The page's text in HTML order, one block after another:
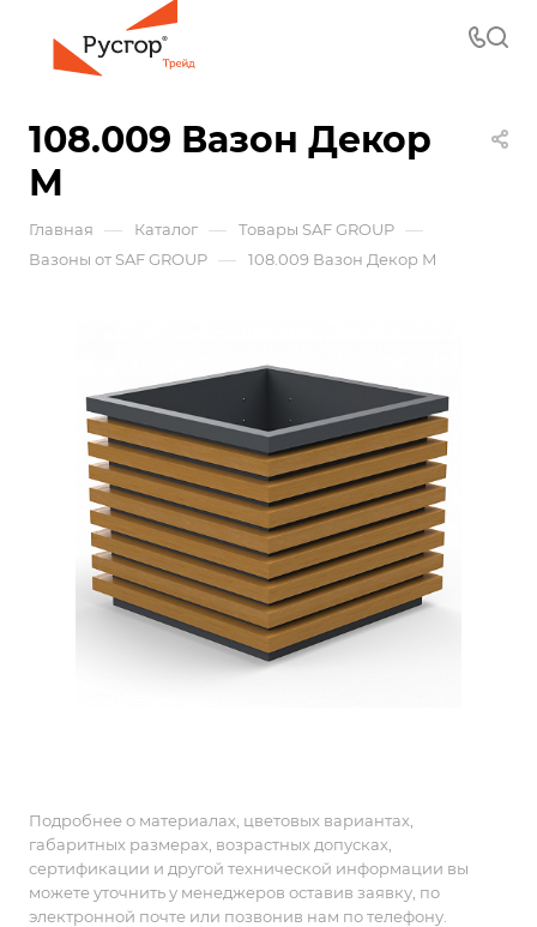
108.009 Вазон Декор
М
Главная — Каталог — Товары SAF GROUP —
Вазоны от SAF GROUP — 108.009 Вазон Декор М
Подробнее о материалах, цветовых вариантах,
габаритных размерах, возрастных допусках,
сертификации и другой технической информации вы
можете уточнить у менеджеров оставив заявку, по
электронной почте или позвонив нам по телефону.